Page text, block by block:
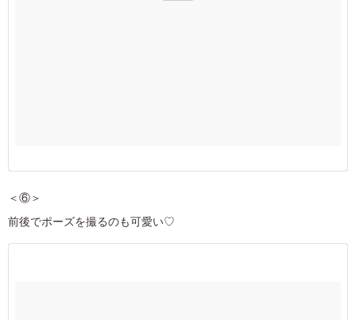
＜⑥＞
前後でポーズを撮るのも可愛い♡